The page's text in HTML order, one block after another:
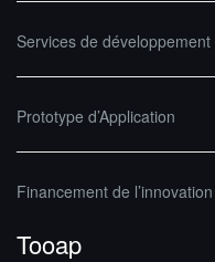
Services de développement
Prototype d’Application
Financement de l’innovation
Tooap